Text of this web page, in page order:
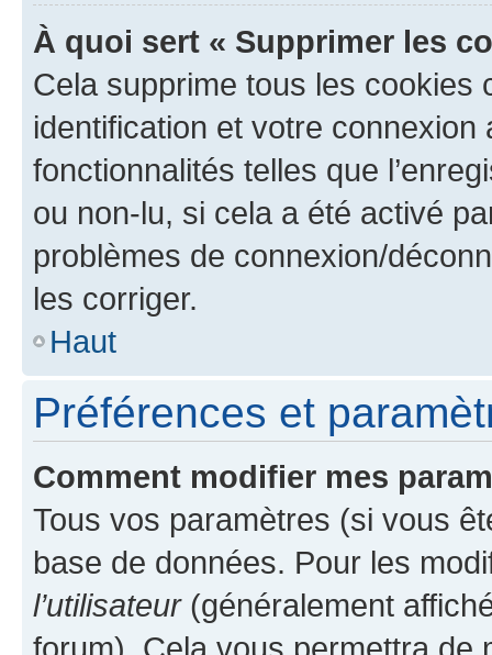
À quoi sert « Supprimer les
Cela supprime tous les cookies
identification et votre
fonctionnalités telles que
ou non-lu, si cela a été activé
problèmes de connexion/
les corriger.
Haut
Préférences et
Comment modifier mes
Tous vos paramètres (si vous
base de données. Pour les
l’utilisateur(généralement